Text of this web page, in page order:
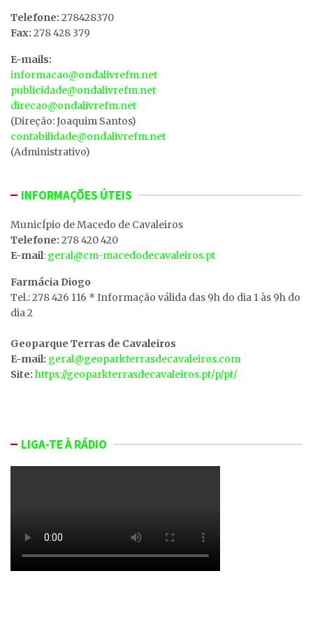
Telefone: 278428370
Fax: 278 428 379
E-mails:
informacao@ondalivrefm.net
publicidade@ondalivrefm.net
direcao@ondalivrefm.net
(Direção: Joaquim Santos)
contabilidade@ondalivrefm.net
(Administrativo)
INFORMAÇÕES ÚTEIS
MunicÍpio de Macedo de Cavaleiros
Telefone: 278 420 420
E-mail: geral@cm-macedodecavaleiros.pt
Farmácia Diogo
Tel.: 278 426 116 * Informação válida das 9h do dia 1 às 9h do
dia 2
Geoparque Terras de Cavaleiros
E-mail: geral@geoparkterrasdecavaleiros.com
Site: https://geoparkterrasdecavaleiros.pt/p/pt/
LIGA-TE À RÁDIO